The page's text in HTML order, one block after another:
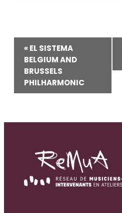
Navigation
Évènement
«EL SISTEMA
BELGIUM AND
BRUSSELS
PHILHARMONIC